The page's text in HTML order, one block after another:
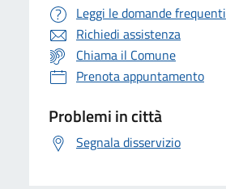
Leggi le domande frequenti
Richiedi assistenza
Chiama il Comune
Prenota appuntamento
Problemi in città
Segnala disservizio